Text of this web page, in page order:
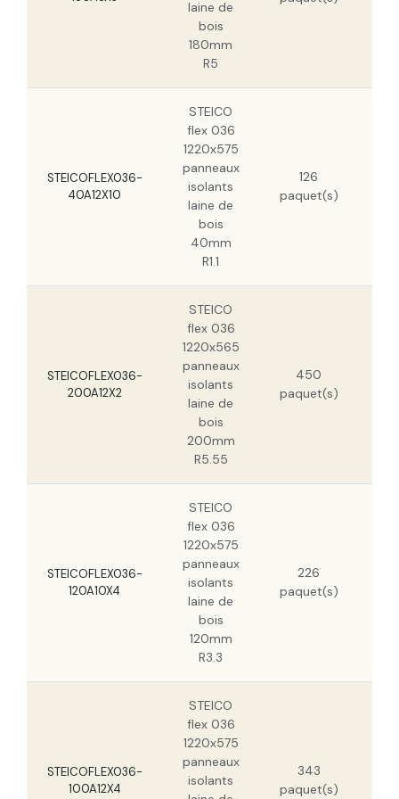
isolants laine de bois 240mm R6.65
laine de
bois
180mm
R5
STEICOFLEX036-
40A12X10
STEICO
flex 036
1220x575
panneaux
isolants
laine de
bois
40mm
R1.1
126
paquet(s)
STEICOFLEX036-
200A12X2
STEICO
flex 036
1220x565
panneaux
isolants
laine de
bois
200mm
R5.55
450
paquet(s)
STEICOFLEX036-
120A10X4
STEICO
flex 036
1220x575
panneaux
isolants
laine de
bois
120mm
R3.3
226
paquet(s)
STEICOFLEX036-
100A12X4
STEICO
flex 036
1220x575
panneaux
isolants
343
paquet(s)